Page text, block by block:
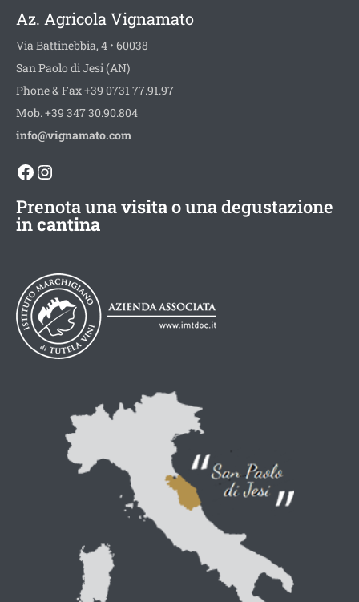
Az. Agricola Vignamato
Via Battinebbia, 4 • 60038
San Paolo di Jesi (AN)
Phone & Fax +39 0731 77.91.97
Mob. +39 347 30.90.804
info@vignamato.com
Facebook
Instagram
Prenota unavisitao una degustazione
incantina